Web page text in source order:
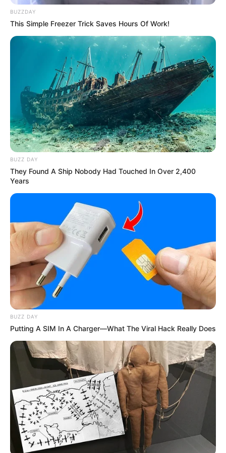
Seperti namanya, lumba-lumba air tawar ini ditemukan hidup
secara bergerombol di Sungai Mahakam, Kalimantan Timur.
Sungai Mahakam merupakan sungai terbesar yang ada di Kaltim
dan bermuara di Selat Makassar.
Tidak hanya di Sungai Mahakam, pesut juga bisa ditemukan di
Danau Jempang, Danau Semayang dan Danau Melintang yang
ada di Kabupaten Kutai Kartanegara.
Bukan di Indonesia saja, pesut juga ditemukan di daerah pantai di
Kawasan Asia Selatan dan Tenggara. Di luar negeri, mereka
disebut dengan Irrawaddy Dolphin. Pesut ditemukan di Sungai
Ayeyarwady di Myanmar dan Sungai Mekong di Kamboja dan
Laos.
Seperti hewan lainnya, pesut Mahakam juga memiliki kerabat
dekat yaitu pesut Australia. Hewan bernama latin Orcaella
heinsohni ini ditemukan di lepas pesisir utara Australia.
Tentu ada perbedaan pada keduanya, ykni pesut Mahakam
memiliki dua warna sedangkan pesut Australia tiga warna.
Perbedaan lainnya terletak pada bentuk tengkorak dan sirip.
BUZZDAY
This Simple Freezer Trick Saves Hours Of Work!
BUZZ DAY
They Found A Ship Nobody Had Touched In Over 2,400
Years
BUZZ DAY
Putting A SIM In A Charger—What The Viral Hack Really Does